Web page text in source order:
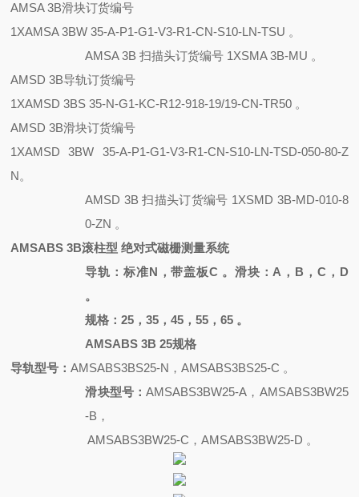
AMSA 3B滑块订货编号
1XAMSA 3BW 35-A-P1-G1-V3-R1-CN-S10-LN-TSU 。
AMSA 3B 扫描头订货编号 1XSMA 3B-MU 。
AMSD 3B导轨订货编号
1XAMSD 3BS 35-N-G1-KC-R12-918-19/19-CN-TR50 。
AMSD 3B滑块订货编号
1XAMSD 3BW 35-A-P1-G1-V3-R1-CN-S10-LN-TSD-050-80-Z
N。
AMSD 3B 扫描头订货编号 1XSMD 3B-MD-010-8
0-ZN 。
AMSABS 3B滚柱型 绝对式磁栅测量系统
导轨：标准N，带盖板C 。滑块：A，B，C，D
。
规格：25，35，45，55，65 。
AMSABS 3B 25规格
导轨型号：AMSABS3BS25-N，AMSABS3BS25-C 。
滑块型号：AMSABS3BW25-A，AMSABS3BW25
-B，
AMSABS3BW25-C，AMSABS3BW25-D 。